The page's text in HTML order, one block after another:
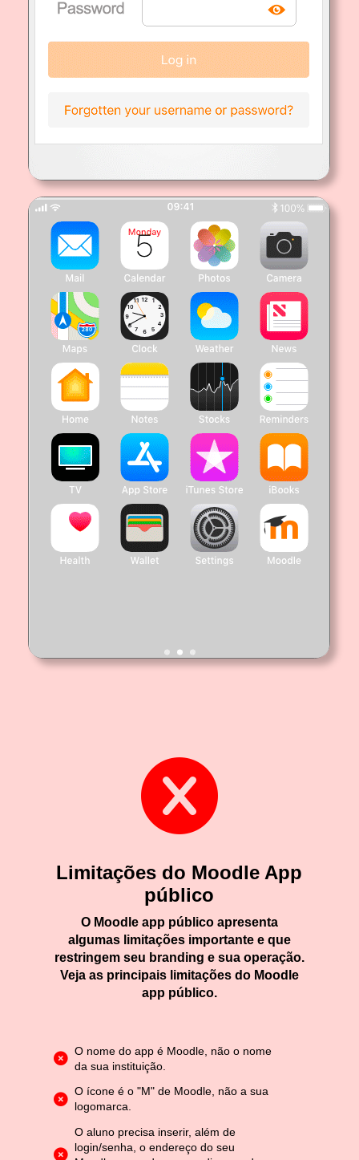
Limitações do Moodle App
público
O Moodle app público apresenta
algumas limitações importante e que
restringem seu branding e sua operação.
Veja as principais limitações do Moodle
app público.
O nome do app é Moodle, não o nome
da sua instituição.
O ícone é o "M" de Moodle, não a sua
logomarca.
O aluno precisa inserir, além de
login/senha, o endereço do seu